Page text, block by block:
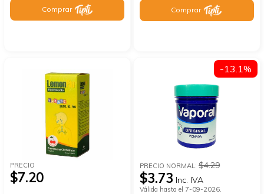
Comprar Comprar
PRECIO
$7.20
PRECIO NORMAL:$4.29
$3.73 Inc. IVA
Válida hasta el 7-09-2026.
-13.1%